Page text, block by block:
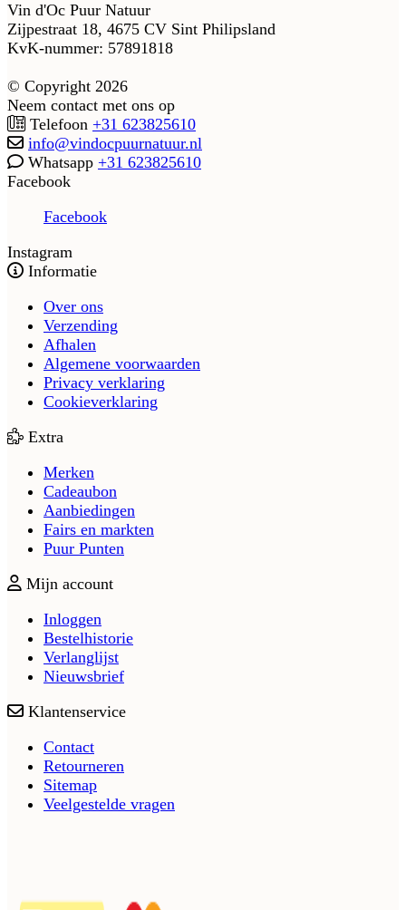
Vin d'Oc Puur Natuur
Zijpestraat 18, 4675 CV Sint Philipsland
KvK-nummer: 57891818
© Copyright 2026
Neem contact met ons op
Telefoon +31 623825610
info@vindocpuurnatuur.nl
Whatsapp +31 623825610
Facebook
Facebook
Instagram
Informatie
Over ons
Verzending
Afhalen
Algemene voorwaarden
Privacy verklaring
Cookieverklaring
Extra
Merken
Cadeaubon
Aanbiedingen
Fairs en markten
Puur Punten
Mijn account
Inloggen
Bestelhistorie
Verlanglijst
Nieuwsbrief
Klantenservice
Contact
Retourneren
Sitemap
Veelgestelde vragen